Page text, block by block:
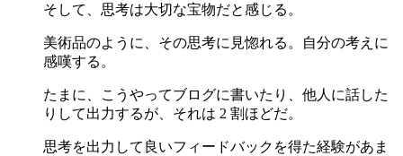
そして、思考は大切な宝物だと感じる。
美術品のように、その思考に見惚れる。自分の考えに
感嘆する。
たまに、こうやってブログに書いたり、他人に話した
りして出力するが、それは 2 割ほどだ。
思考を出力して良いフィードバックを得た経験があま